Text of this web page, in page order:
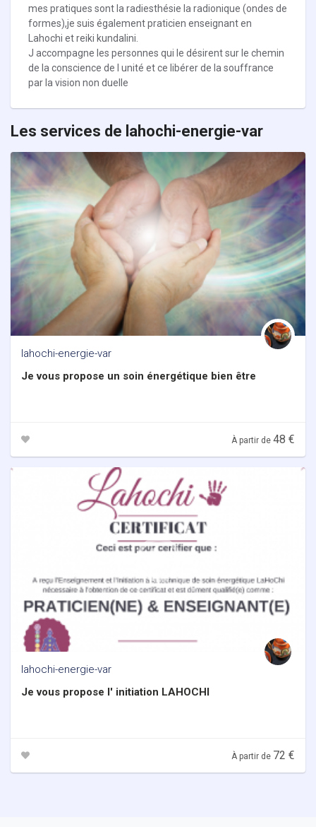
mes pratiques sont la radiesthésie la radionique (ondes de
formes),je suis également praticien enseignant en
Lahochi et reiki kundalini.
J accompagne les personnes qui le désirent sur le chemin
de la conscience de l unité et ce libérer de la souffrance
par la vision non duelle
Les services de lahochi-energie-var
lahochi-energie-var
Je vous propose un soin énergétique bien être
À partir de 48 €
lahochi-energie-var
Je vous propose l' initiation LAHOCHI
À partir de 72 €